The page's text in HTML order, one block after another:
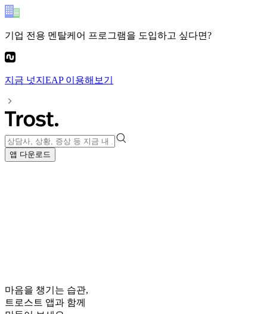
기업 전용 멘탈케어 프로그램을 도입하고 싶다면?
지금 넛지EAP이용해보기
앱 다운로드
마음을 챙기는 습관,
트로스트 앱과 함께